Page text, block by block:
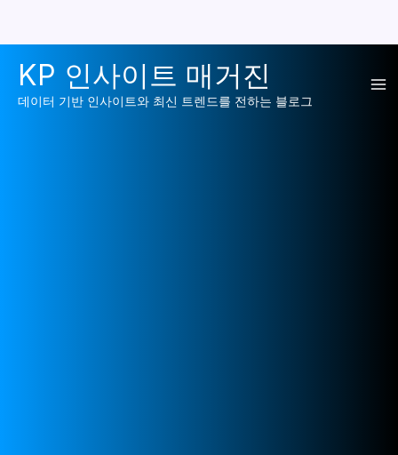
KP 인사이트 매거진
데이터 기반 인사이트와 최신 트렌드를 전하는 블로그